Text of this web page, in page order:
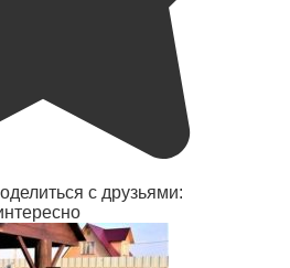
с друзьями: